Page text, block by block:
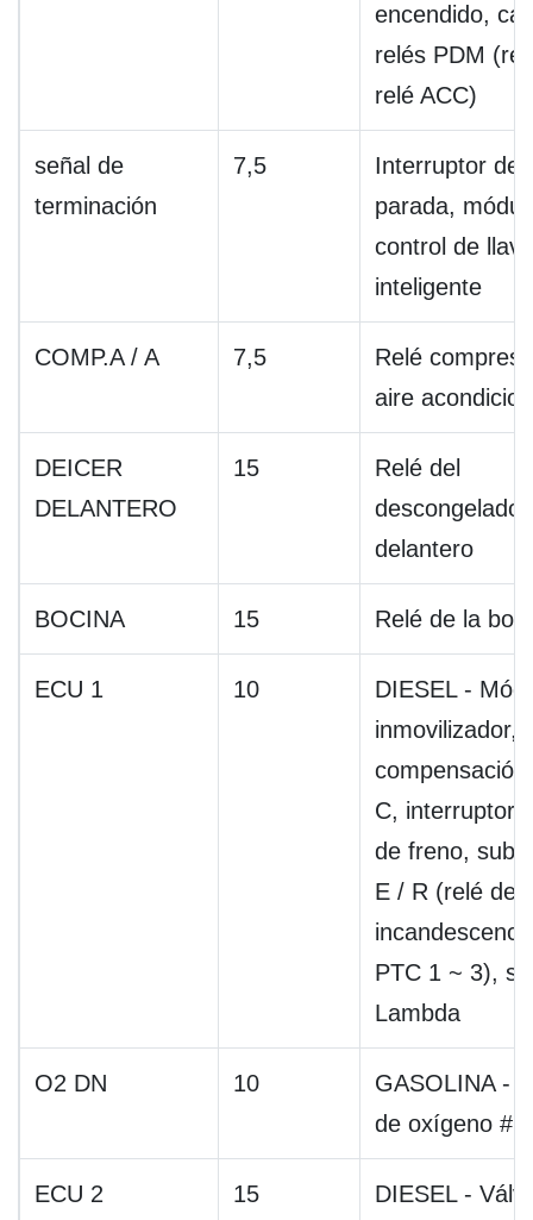
encendido,
relés PDM
relé ACC)
señal de
terminación
7,5
Interruptor de
parada,
control de llave
inteligente
COMP.A / A 7,5
Relé
aire
DEICER
DELANTERO
15
Relé del
descongelador
delantero
BOCINA 15 Relé de la
ECU 1 10
DIESEL -
inmovilizador,
compensación
C, interruptor
de freno,
E / R (relé de
PTC 1 ~ 3),
Lambda
O2 DN 10
GASOLINA -
de oxígeno #
ECU 2 15
DIESEL -